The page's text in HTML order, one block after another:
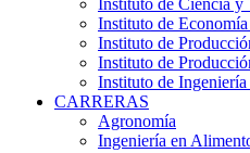
Instituto de Ciencia y
Instituto de
Instituto de
Instituto de
Instituto de
CARRERAS
Agronomía
Ingeniería en